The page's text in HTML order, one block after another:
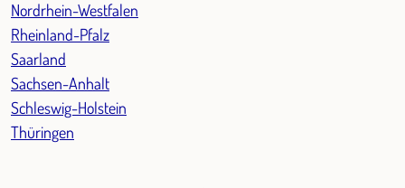
Nordrhein-Westfalen
Rheinland-Pfalz
Saarland
Sachsen-Anhalt
Schleswig-Holstein
Thüringen